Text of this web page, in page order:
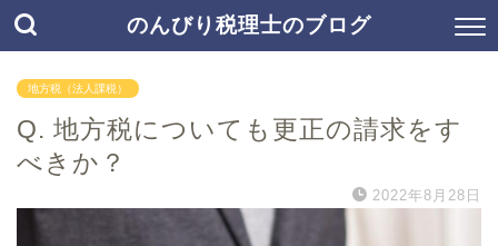
のんびり税理士のブログ
地方税（法人課税）
Q. 地方税についても更正の請求をす
べきか？
2022年8月28日